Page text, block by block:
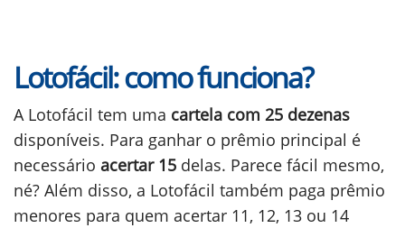
Lotofácil: como funciona?
A Lotofácil tem uma cartela com 25 dezenas
disponíveis. Para ganhar o prêmio principal é
necessário acertar 15 delas. Parece fácil mesmo,
né? Além disso, a Lotofácil também paga prêmio
menores para quem acertar 11, 12, 13 ou 14